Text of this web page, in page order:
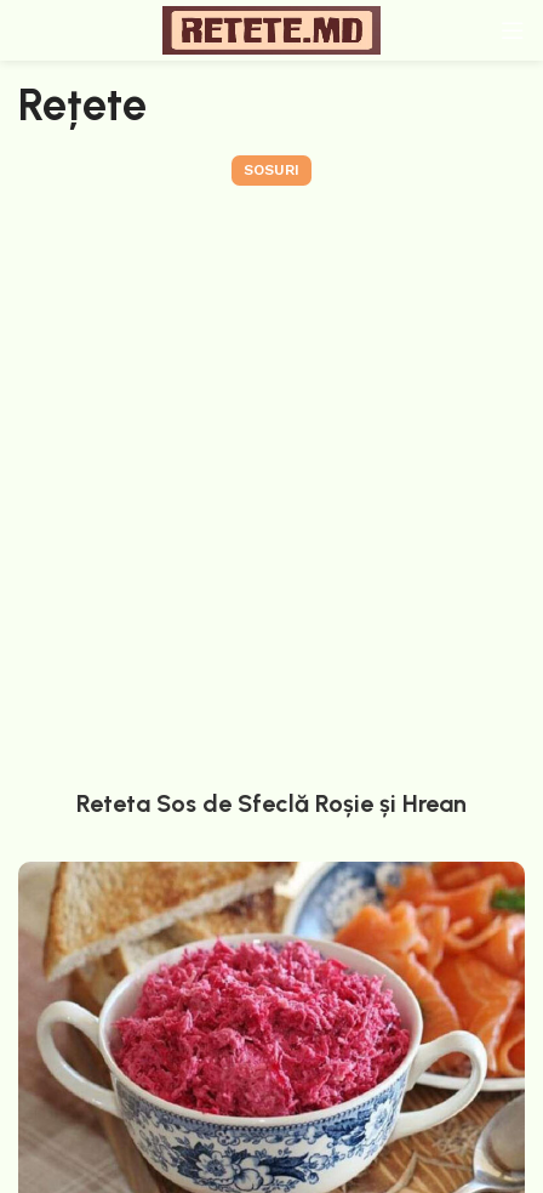
Rețete
SOSURI
Reteta Sos de Sfeclă Roșie și Hrean